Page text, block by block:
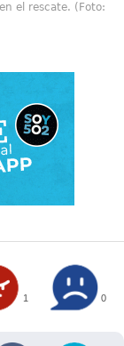
el rescate. (Foto:
1 0